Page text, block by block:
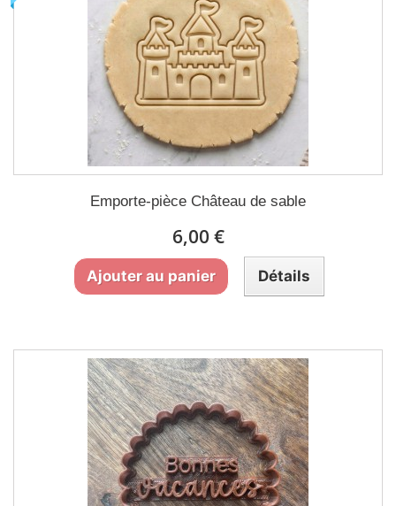
Emporte-pièce Château de sable
6,00 €
Ajouter au panier Détails